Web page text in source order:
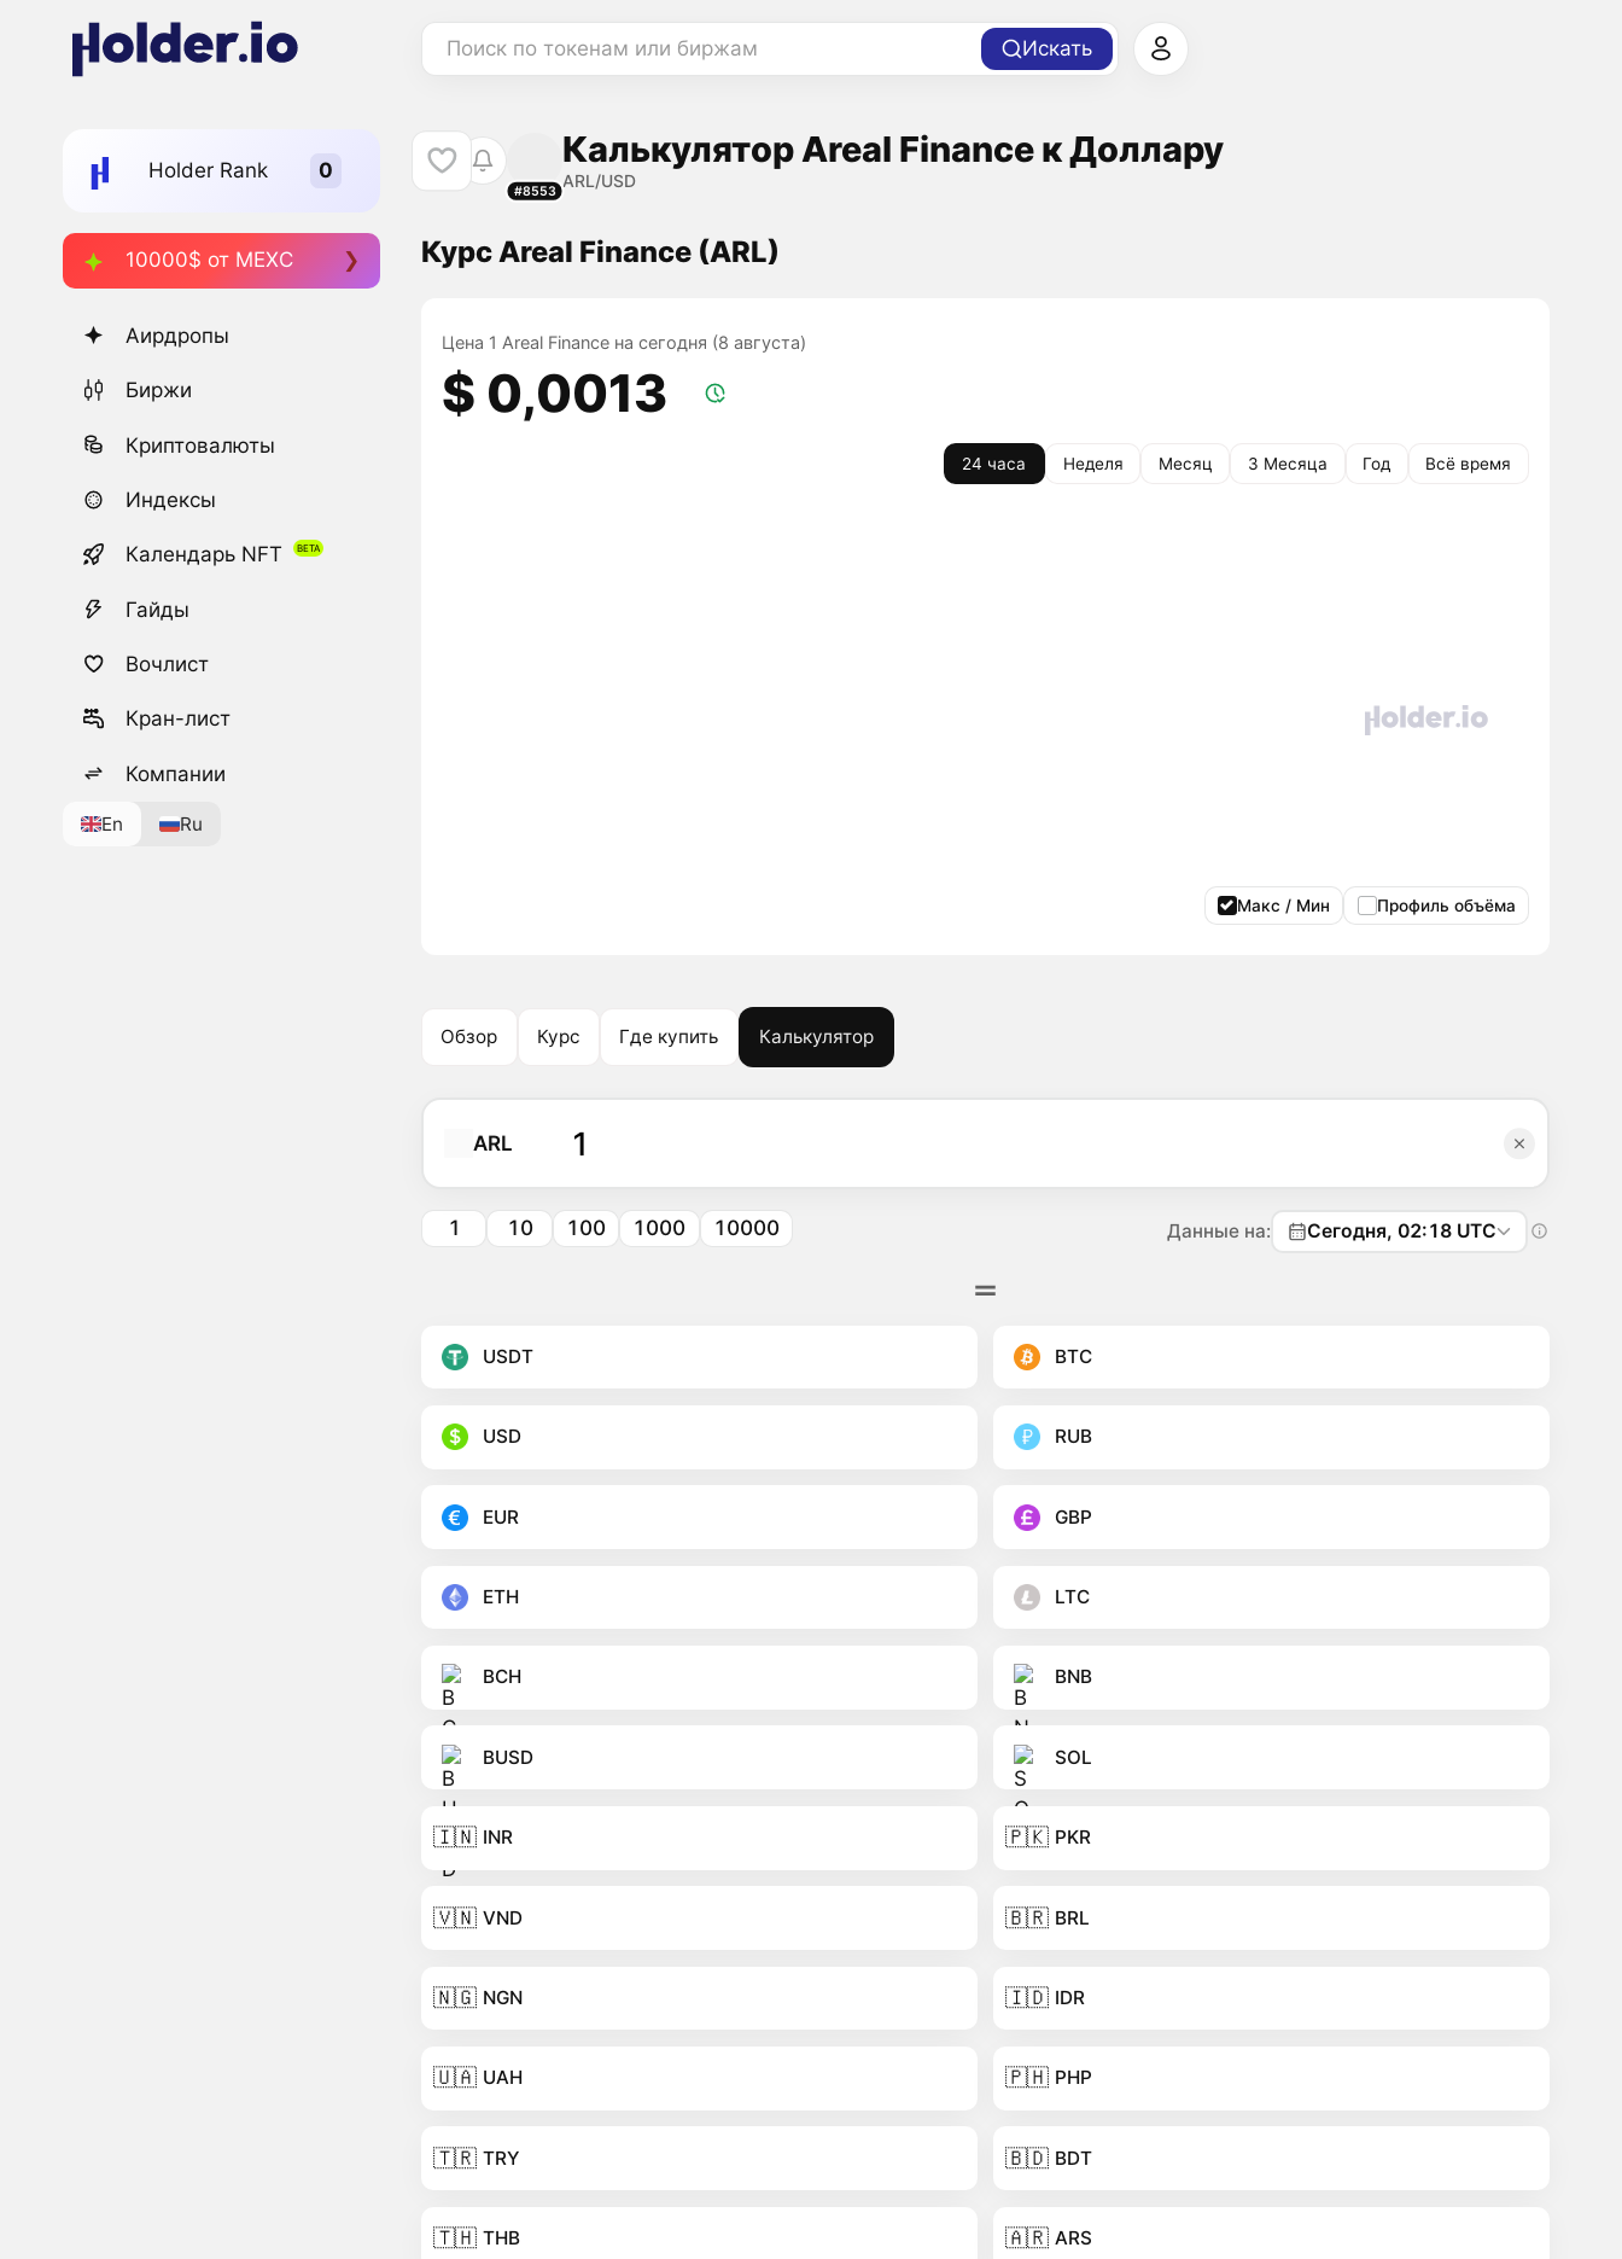
Поиск по токенам или биржам Искать
Holder Rank
10000$ от MEXC
Аирдропы
Биржи
Криптовалюты
Индексы
Календарь NFT
Гайды
Вочлист
Кран-лист
Компании
En Ru
#8553
Калькулятор Areal Finance к Доллару
ARL/USD
Курс Areal Finance (ARL)
Цена 1 Areal Finance на сегодня (8 августа)
$ 0,0013
24 часа Неделя Месяц 3 Месяца Год Всё время
Макс / Мин Профиль объёма
Обзор Курс Где купить Калькулятор
ARL
1 10 100 1000 10000 Данные на: Сегодня, 02:18 UTC
USDT BTC
USD RUB
EUR GBP
ETH LTC
BCH BNB
BUSD SOL
🇮🇳 INR 🇵🇰 PKR
🇻🇳 VND 🇧🇷 BRL
🇳🇬 NGN 🇮🇩 IDR
🇺🇦 UAH 🇵🇭 PHP
🇹🇷 TRY 🇧🇩 BDT
🇹🇭 THB 🇦🇷 ARS